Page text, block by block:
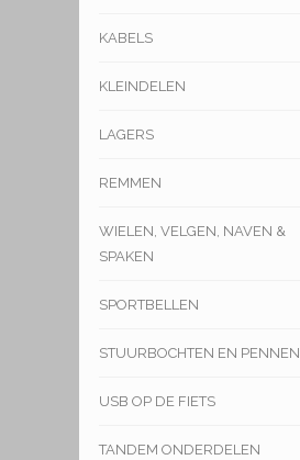
KABELS
KLEINDELEN
LAGERS
REMMEN
WIELEN, VELGEN, NAVEN &
SPAKEN
SPORTBELLEN
STUURBOCHTEN EN PENNEN
USB OP DE FIETS
TANDEM ONDERDELEN